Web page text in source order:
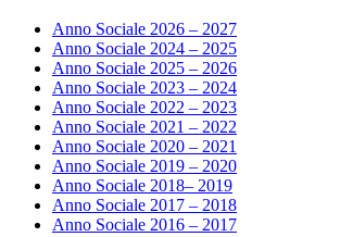
Anno Sociale 2026 – 2027
Anno Sociale 2024 – 2025
Anno Sociale 2025 – 2026
Anno Sociale 2023 – 2024
Anno Sociale 2022 – 2023
Anno Sociale 2021 – 2022
Anno Sociale 2020 – 2021
Anno Sociale 2019 – 2020
Anno Sociale 2018– 2019
Anno Sociale 2017 – 2018
Anno Sociale 2016 – 2017